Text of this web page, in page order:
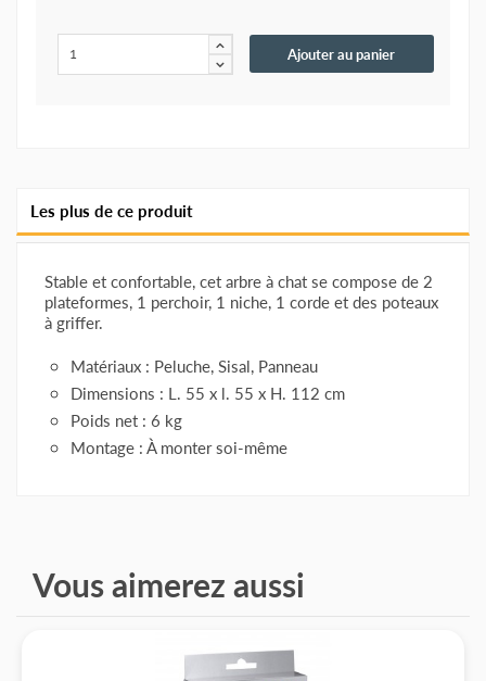
Ajouter au panier
Les plus de ce produit
Stable et confortable, cet arbre à chat se compose de 2
plateformes, 1 perchoir, 1 niche, 1 corde et des poteaux
à griffer.
Matériaux : Peluche, Sisal, Panneau
Dimensions : L. 55 x l. 55 x H. 112 cm
Poids net : 6 kg
Montage : À monter soi-même
Vous aimerez aussi